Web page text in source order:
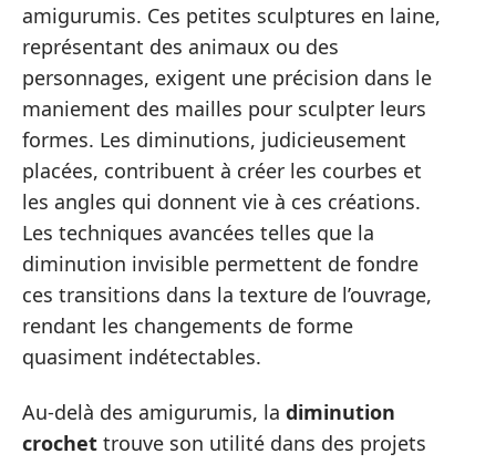
amigurumis. Ces petites sculptures en laine,
représentant des animaux ou des
personnages, exigent une précision dans le
maniement des mailles pour sculpter leurs
formes. Les diminutions, judicieusement
placées, contribuent à créer les courbes et
les angles qui donnent vie à ces créations.
Les techniques avancées telles que la
diminution invisible permettent de fondre
ces transitions dans la texture de l’ouvrage,
rendant les changements de forme
quasiment indétectables.
Au-delà des amigurumis, la diminution
crochet trouve son utilité dans des projets